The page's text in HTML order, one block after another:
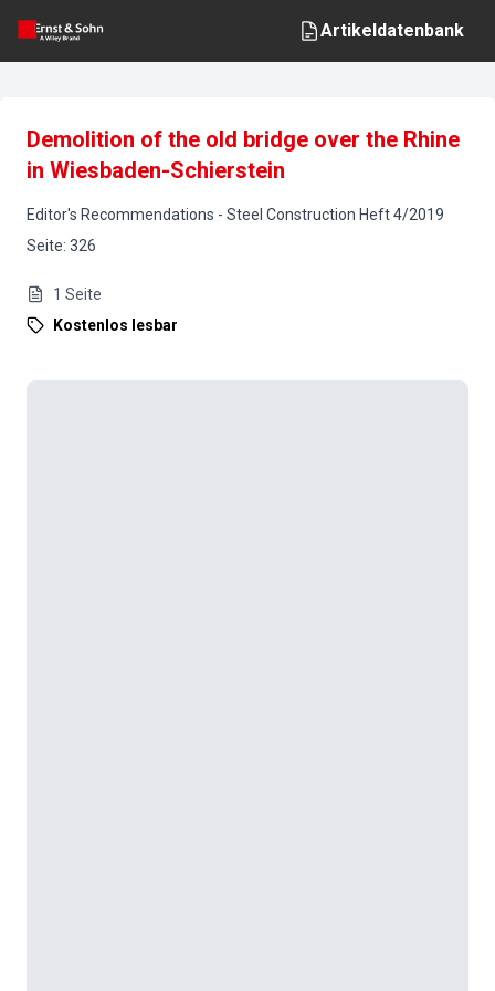
Artikeldatenbank
Demolition of the old bridge over the Rhine
in Wiesbaden-Schierstein
Editor's Recommendations - Steel Construction Heft4/2019
Seite: 326
1 Seite
Kostenlos lesbar